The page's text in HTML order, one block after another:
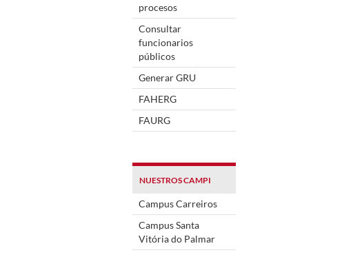
procesos
Consultar
funcionarios
públicos
Generar GRU
FAHERG
FAURG
NUESTROS CAMPI
Campus Carreiros
Campus Santa
Vitória do Palmar